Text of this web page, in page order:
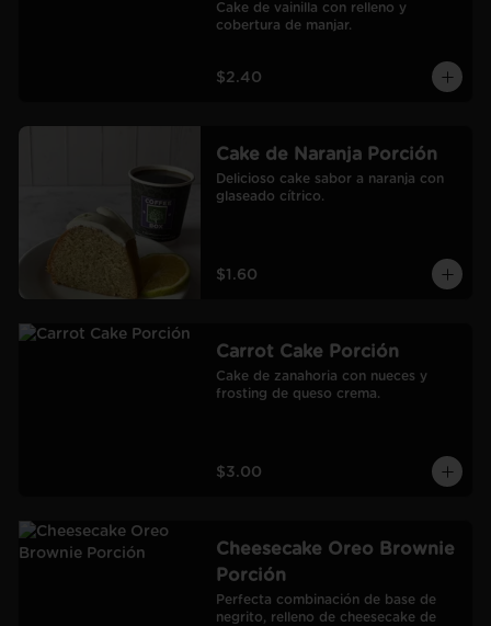
Cake de vainilla con relleno y
cobertura de manjar.
$2.40
Cake de Naranja Porción
Delicioso cake sabor a naranja con
glaseado cítrico.
$1.60
Carrot Cake Porción
Cake de zanahoria con nueces y
frosting de queso crema.
$3.00
Cheesecake Oreo Brownie
Porción
Perfecta combinación de base de
negrito, relleno de cheesecake de